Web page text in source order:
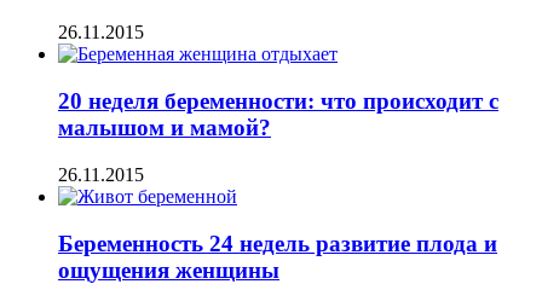
26.11.2015
20 неделя беременности: что происходит с
малышом и мамой?
26.11.2015
Беременность 24 недель развитие плода и
ощущения женщины